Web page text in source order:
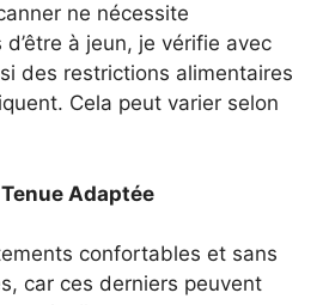
ne nécessite
à jeun, je vérifie avec
des restrictions alimentaires
Cela peut varier selon
Adaptée
confortables et sans
car ces derniers peuvent